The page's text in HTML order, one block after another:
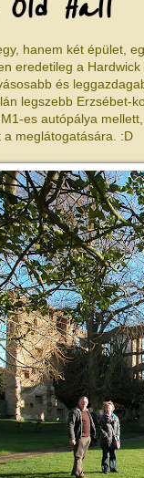
Old Hall
hanem két épület,
eredetileg a
és
legszebb Erzsébet-
es autópálya
a meglátogatására. :D